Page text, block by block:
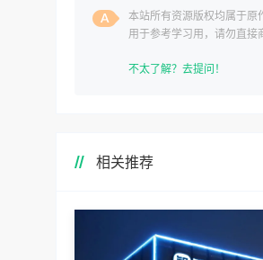
本站所有资源版权均属于原
用于参考学习用，请勿直接
不太了解？去提问！
相关推荐